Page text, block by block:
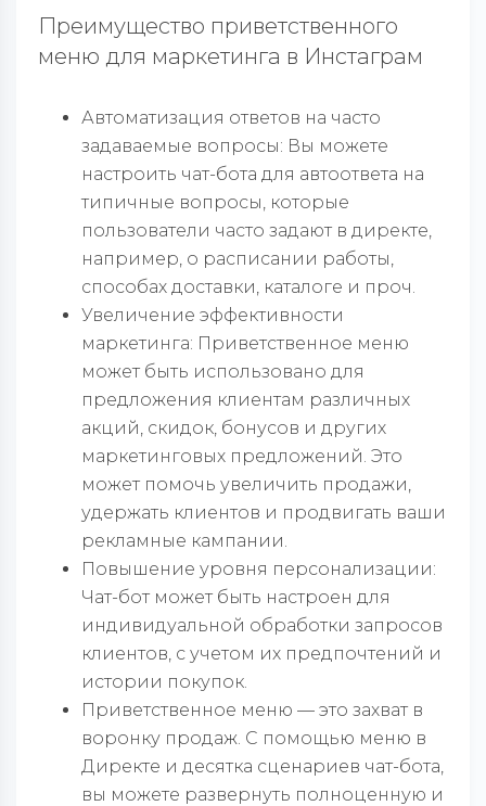
Преимущество приветственного
меню для маркетинга в Инстаграм
Автоматизация ответов на часто
задаваемые вопросы: Вы можете
настроить чат-бота для автоответа на
типичные вопросы, которые
пользователи часто задают в директе,
например, о расписании работы,
способах доставки, каталоге и проч.
Увеличение эффективности
маркетинга: Приветственное меню
может быть использовано для
предложения клиентам различных
акций, скидок, бонусов и других
маркетинговых предложений. Это
может помочь увеличить продажи,
удержать клиентов и продвигать ваши
рекламные кампании.
Повышение уровня персонализации:
Чат-бот может быть настроен для
индивидуальной обработки запросов
клиентов, с учетом их предпочтений и
истории покупок.
Приветственное меню — это захват в
воронку продаж. С помощью меню в
Директе и десятка сценариев чат-бота,
вы можете развернуть полноценную и